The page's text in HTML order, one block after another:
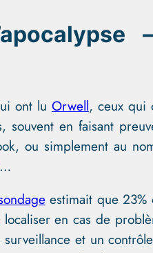
ont lu Orwell, ceux qui
souvent en faisant
ou simplement au
estimait que 23%
en cas de
et un